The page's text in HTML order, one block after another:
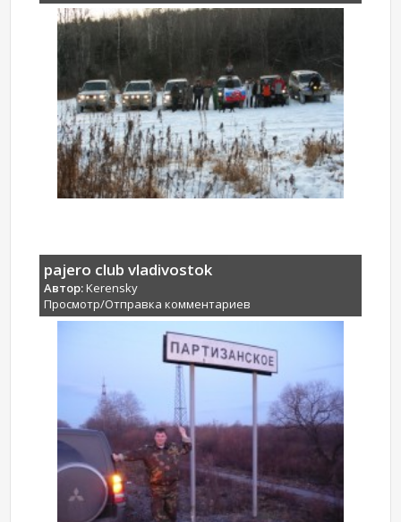
pajero club vladivostok
Автор:Kerensky
Просмотр/Отправка комментариев